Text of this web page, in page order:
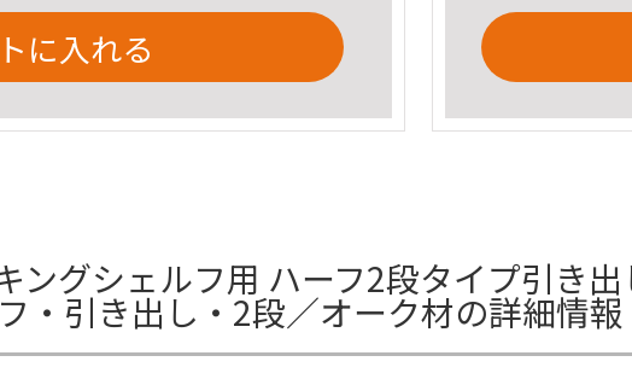
に入れる
ングシェルフ用 ハーフ2段タイプ引き
・引き出し・2段／オーク材の詳細情報